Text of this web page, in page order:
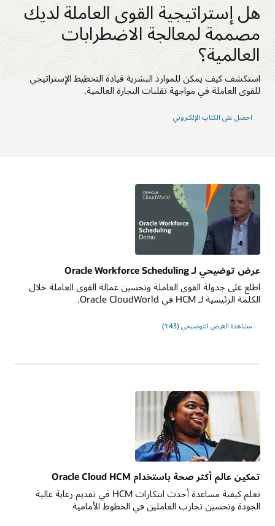
هل إستراتيجية القوى العاملة لديك
مصممة لمعالجة الاضطرابات
العالمية؟
استكشف كيف يمكن للموارد البشرية قيادة التخطيط الإستراتيجي
للقوى العاملة في مواجهة تقلبات التجارة العالمية.
احصل على الكتاب الإلكتروني
عرض توضيحي لـ Oracle Workforce Scheduling
اطلع على جدولة القوى العاملة وتحسين عمالة القوى العاملة خلال
الكلمة الرئيسية لـ HCM في Oracle CloudWorld.
مشاهدة العرض التوضيحي (1:43)
تمكين عالم أكثر صحة باستخدام Oracle Cloud HCM
تعلم كيفية مساعدة أحدث ابتكارات HCM في تقديم رعاية عالية
الجودة وتحسين تجارب العاملين في الخطوط الأمامية